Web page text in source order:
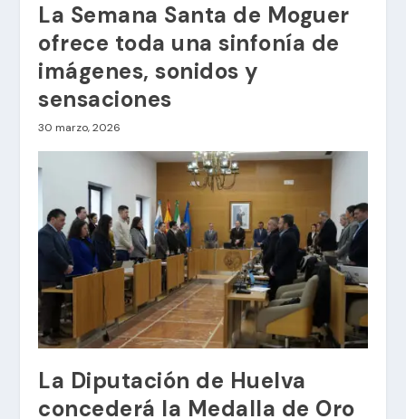
La Semana Santa de Moguer
ofrece toda una sinfonía de
imágenes, sonidos y
sensaciones
30 marzo, 2026
La Diputación de Huelva
concederá la Medalla de Oro